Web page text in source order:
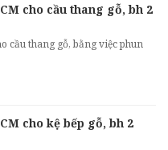
cho cầu thang gỗ, bh 2
cầu thang gỗ, bằng việc phun
cho kệ bếp gỗ, bh 2